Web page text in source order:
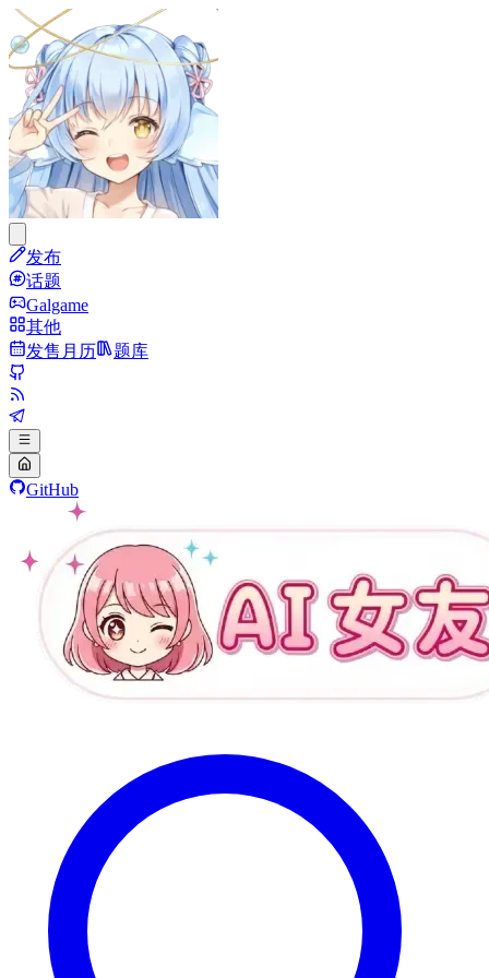
发布
话题
Galgame
其他
发售月历
题库
GitHub